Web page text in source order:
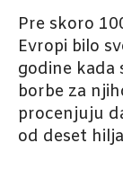
Pre skoro
Evropi bilo
godine kada
borbe za
procenjuju
od deset